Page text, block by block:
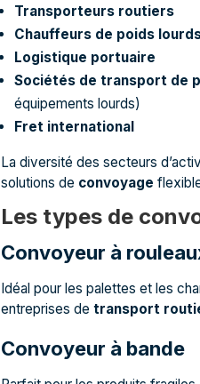
Transporteurs routiers
Chauffeurs de poids
Logistique portuaire
Sociétés de transport de
équipements lourds)
Fret international
La diversité des secteurs
solutions de convoyage
Les types de
Convoyeur à
Idéal pour les palettes et les
entreprises de transport
Convoyeur à bande